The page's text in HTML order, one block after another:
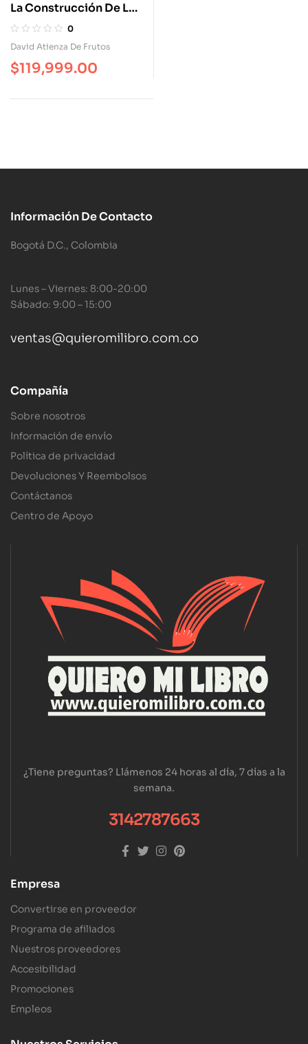
La Construcción De La
Identidad En Tiempos
De Crisis. El Papel De La
0
David Atienza De Frutos
$119,999.00
Información De Contacto
Bogotá D.C., Colombia
Lunes – Viernes: 8:00-20:00
Sábado: 9:00 – 15:00
ventas@quieromilibro.com.co
Compañía
Sobre nosotros
Información de envío
Política de privacidad
Devoluciones Y Reembolsos
Contáctanos
Centro de Apoyo
¿Tiene preguntas? Llámenos 24 horas al día, 7 días a la
semana.
3142787663
Empresa
Convertirse en proveedor
Programa de afiliados
Nuestros proveedores
Accesibilidad
Promociones
Empleos